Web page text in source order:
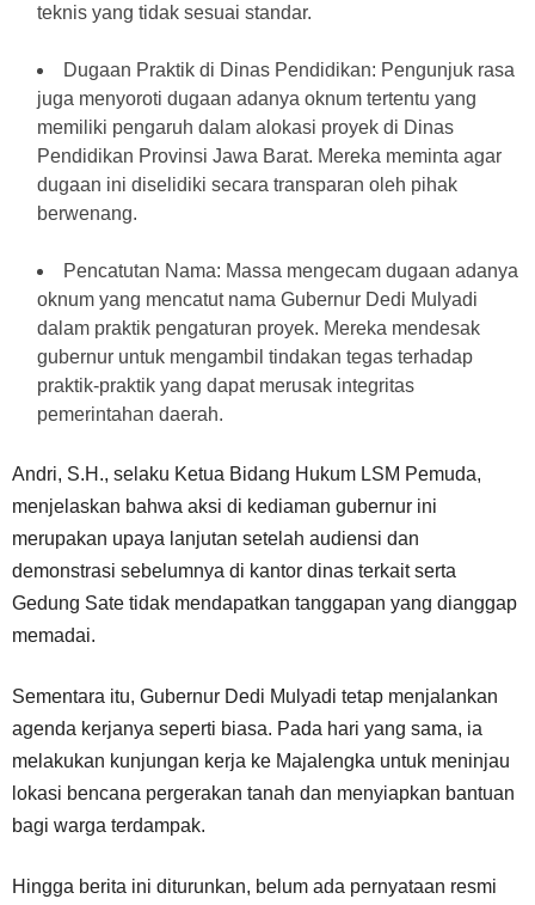
teknis yang tidak sesuai standar.
Dugaan Praktik di Dinas Pendidikan: Pengunjuk rasa
juga menyoroti dugaan adanya oknum tertentu yang
memiliki pengaruh dalam alokasi proyek di Dinas
Pendidikan Provinsi Jawa Barat. Mereka meminta agar
dugaan ini diselidiki secara transparan oleh pihak
berwenang.
Pencatutan Nama: Massa mengecam dugaan adanya
oknum yang mencatut nama Gubernur Dedi Mulyadi
dalam praktik pengaturan proyek. Mereka mendesak
gubernur untuk mengambil tindakan tegas terhadap
praktik-praktik yang dapat merusak integritas
pemerintahan daerah.
Andri, S.H., selaku Ketua Bidang Hukum LSM Pemuda,
menjelaskan bahwa aksi di kediaman gubernur ini
merupakan upaya lanjutan setelah audiensi dan
demonstrasi sebelumnya di kantor dinas terkait serta
Gedung Sate tidak mendapatkan tanggapan yang dianggap
memadai.
Sementara itu, Gubernur Dedi Mulyadi tetap menjalankan
agenda kerjanya seperti biasa. Pada hari yang sama, ia
melakukan kunjungan kerja ke Majalengka untuk meninjau
lokasi bencana pergerakan tanah dan menyiapkan bantuan
bagi warga terdampak.
Hingga berita ini diturunkan, belum ada pernyataan resmi